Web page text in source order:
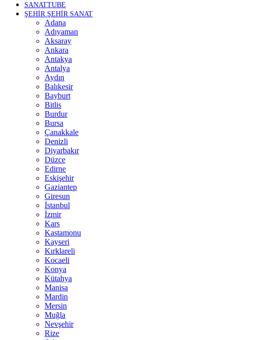
SANATTUBE
ŞEHİR ŞEHİR SANAT
Adana
Adıyaman
Aksaray
Ankara
Antakya
Antalya
Aydın
Balıkesir
Bayburt
Bitlis
Burdur
Bursa
Çanakkale
Denizli
Diyarbakır
Düzce
Edirne
Eskişehir
Gaziantep
Giresun
İstanbul
İzmir
Kars
Kastamonu
Kayseri
Kırklareli
Kocaeli
Konya
Kütahya
Manisa
Mardin
Mersin
Muğla
Nevşehir
Rize